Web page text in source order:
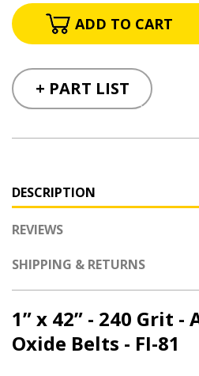
+ PART LIST
DESCRIPTION
REVIEWS
SHIPPING & RETURNS
1” x 42” - 240 Grit
Oxide Belts - FI-81